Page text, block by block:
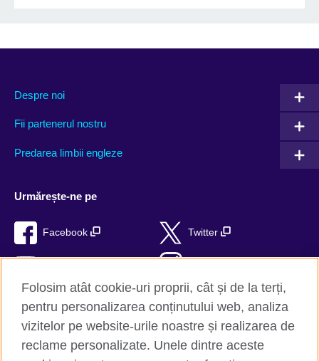
Despre noi
Fii partenerul nostru
Predarea limbii engleze
Urmărește-ne pe
Facebook Twitter
TikTok RSS
Folosim atât cookie-uri proprii, cât și de la terți,
pentru personalizarea conținutului web, analiza
vizitelor pe website-urile noastre și realizarea de
reclame personalizate. Unele dintre aceste